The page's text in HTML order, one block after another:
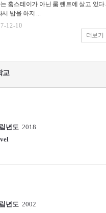
홈스테이가 아닌 룸 렌트에 살고 있다.
서 밥을 하지 ...
12-10
더보기
교
년도 2018
년도 2002